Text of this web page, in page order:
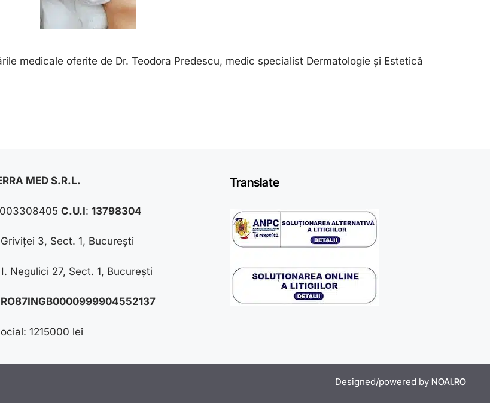
medicale oferite de Dr. Teodora Predescu, medic specialist Dermatologie și Estetică
MED S.R.L.
C.U.I: 13798304
3, Sect. 1, București
Negulici 27, Sect. 1, București
RO87INGB0000999904552137
1215000 lei
Translate
Designed/powered by NOAI.RO